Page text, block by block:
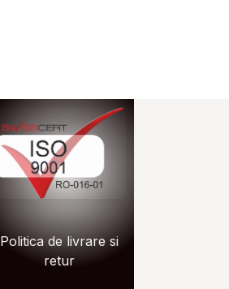
Politica de livrare si
retur